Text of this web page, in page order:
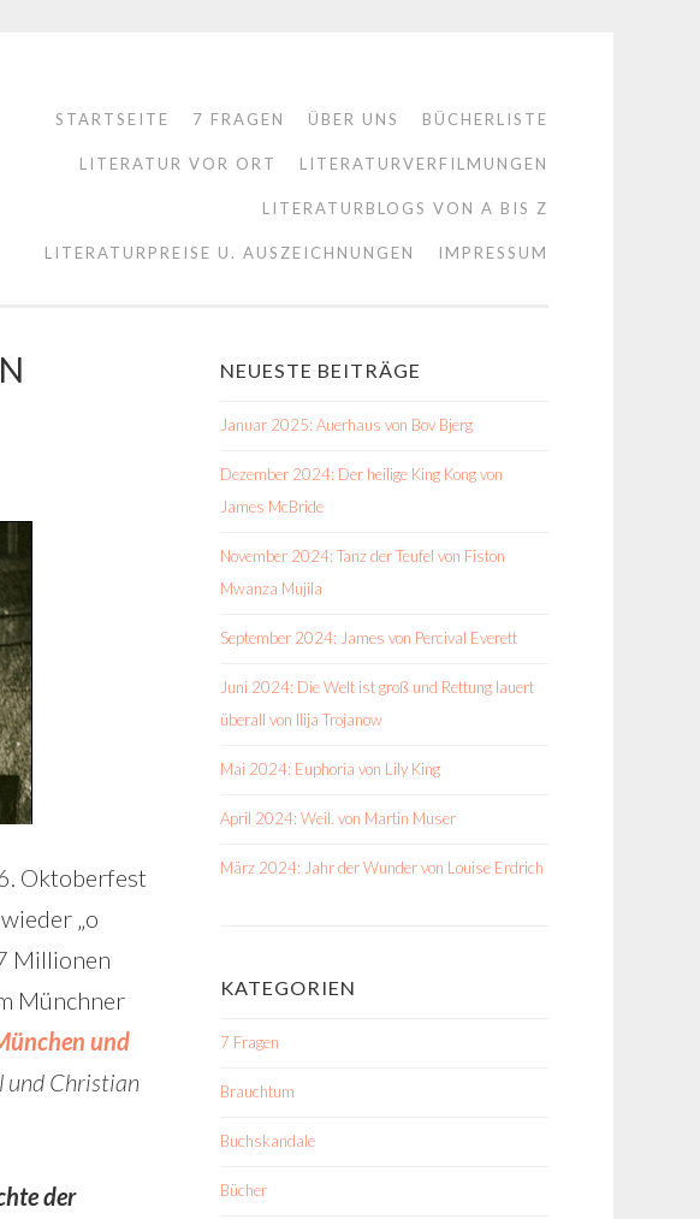
STARTSEITE 7 FRAGEN ÜBER UNS BÜCHERLISTE
LITERATUR VOR ORT LITERATURVERFILMUNGEN
LITERATURBLOGS VON A BIS Z
LITERATURPREISE U. AUSZEICHNUNGEN IMPRESSUM
Oktoberfest
„o
Millionen
Münchner
und
und Christian
der
NEUESTE BEITRÄGE
Januar 2025: Auerhaus von Bov Bjerg
Dezember 2024: Der heilige King Kong von
James McBride
November 2024: Tanz der Teufel von Fiston
Mwanza Mujila
September 2024: James von Percival Everett
Juni 2024: Die Welt ist groß und Rettung lauert
überall von Ilija Trojanow
Mai 2024: Euphoria von Lily King
April 2024: Weil. von Martin Muser
März 2024: Jahr der Wunder von Louise Erdrich
KATEGORIEN
7 Fragen
Brauchtum
Buchskandale
Bücher